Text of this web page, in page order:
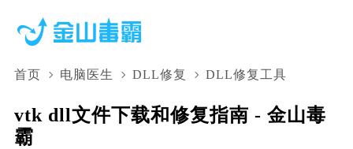
首页 电脑医生 DLL修复 DLL修复工具
vtk dll文件下载和修复指南 - 金山毒
霸